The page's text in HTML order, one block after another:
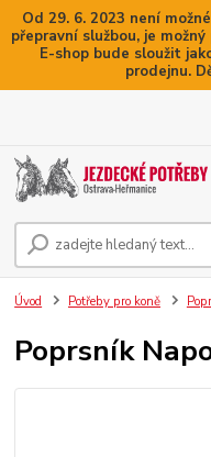
Od 29. 6. 2023 není
přepravní službou, je
E-shop bude sloužit
prodejnu.
Úvod Potřeby pro koně
Poprsník